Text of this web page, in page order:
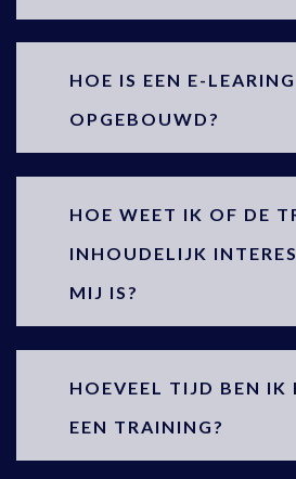
HOE IS EEN E-
OPGEBOUWD?
HOE WEET IK OF DE
INHOUDELIJK
MIJ IS?
HOEVEEL TIJD BEN IK
EEN TRAINING?